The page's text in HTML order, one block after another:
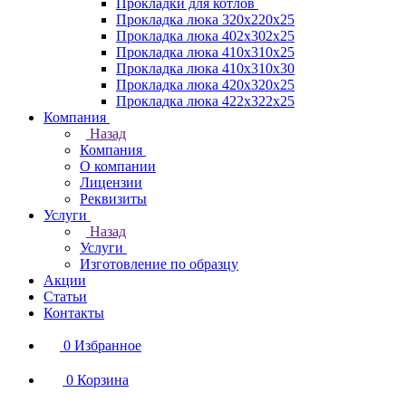
Прокладки для котлов
Прокладка люка 320x220x25
Прокладка люка 402x302x25
Прокладка люка 410x310x25
Прокладка люка 410х310х30
Прокладка люка 420x320x25
Прокладка люка 422x322x25
Компания
Назад
Компания
О компании
Лицензии
Реквизиты
Услуги
Назад
Услуги
Изготовление по образцу
Акции
Статьи
Контакты
0 Избранное
0 Корзина